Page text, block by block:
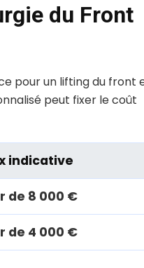
du Front
pour un lifting du front
peut fixer le coût
indicative
de 8 000 €
de 4 000 €